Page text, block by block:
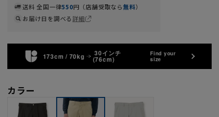
送料 全国一律550円（店舗受取なら無料）
お届け日を調べる詳細
173cm / 70kg 30インチ
(76cm)
Find your
size
カラー